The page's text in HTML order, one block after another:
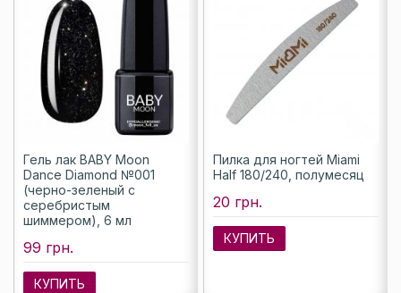
Гель лак BABY Moon
Dance Diamond №001
(черно-зеленый с
серебристым
шиммером), 6 мл
99 грн.
КУПИТЬ
Пилка для ногтей Miami
Half 180/240, полумесяц
20 грн.
КУПИТЬ